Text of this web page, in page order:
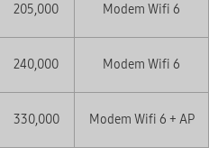
205,000 Modem Wifi 6
240,000 Modem Wifi 6
330,000 Modem Wifi 6 + AP